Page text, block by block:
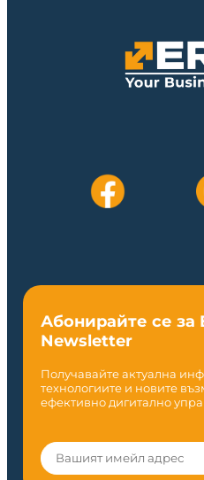
Абонирайте се за
Newsletter
Получавайте актуална
технологиите и новите
ефективно дигитално